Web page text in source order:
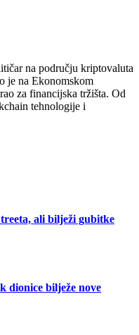
na području kriptovaluta
je na Ekonomskom
za financijska tržišta. Od
tehnologije i
ali bilježi gubitke
dionice bilježe nove